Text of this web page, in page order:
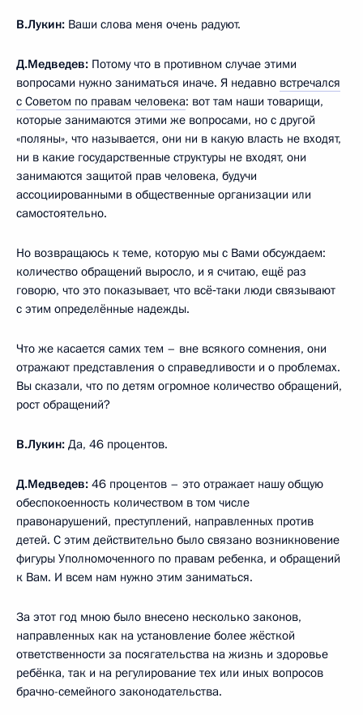
В.Лукин: Ваши слова меня очень радуют.
Д.Медведев: Потому что в противном случае этими
вопросами нужно заниматься иначе. Я недавно встречался
с Советом по правам человека: вот там наши товарищи,
которые занимаются этими же вопросами, но с другой
«поляны», что называется, они ни в какую власть не входят,
ни в какие государственные структуры не входят, они
занимаются защитой прав человека, будучи
ассоциированными в общественные организации или
самостоятельно.
Но возвращаюсь к теме, которую мы с Вами обсуждаем:
количество обращений выросло, и я считаю, ещё раз
говорю, что это показывает, что всё‑таки люди связывают
с этим определённые надежды.
Что же касается самих тем – вне всякого сомнения, они
отражают представления о справедливости и о проблемах.
Вы сказали, что по детям огромное количество обращений,
рост обращений?
В.Лукин: Да, 46 процентов.
Д.Медведев: 46 процентов – это отражает нашу общую
обеспокоенность количеством в том числе
правонарушений, преступлений, направленных против
детей. С этим действительно было связано возникновение
фигуры Уполномоченного по правам ребенка, и обращений
к Вам. И всем нам нужно этим заниматься.
За этот год мною было внесено несколько законов,
направленных как на установление более жёсткой
ответственности за посягательства на жизнь и здоровье
ребёнка, так и на регулирование тех или иных вопросов
брачно-семейного законодательства.